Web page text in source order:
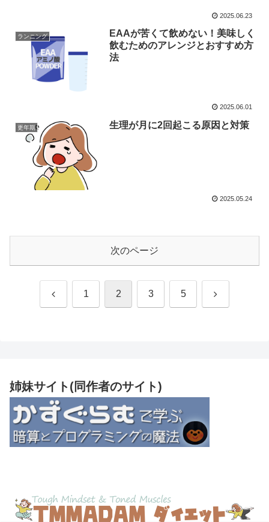
2025.06.23
ランニング
EAAが苦くて飲めない！美味しく
飲むためのアレンジとおすすめ方
法
2025.06.01
更年期 生理が月に2回起こる原因と対策
2025.05.24
次のページ
前 1 2 3 5 次
姉妹サイト(同作者のサイト)